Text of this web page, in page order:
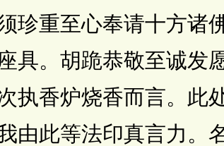
珍重至心奉请十方诸
具。胡跪恭敬至诚发
执香炉烧香而言。此
由此等法印真言力。